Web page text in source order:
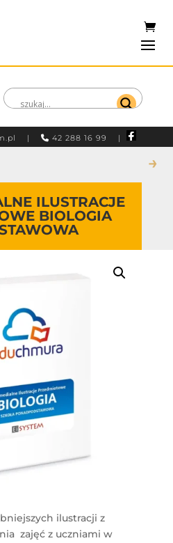
| 42 288 16 99 |
→
ILUSTRACJE
BIOLOGIA
ilustracji z
zajęć z uczniami w